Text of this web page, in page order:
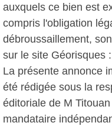
auxquels ce bien est
compris l'obligation
débroussaillement,
sur le site Géorisques :
La présente annonce
été rédigée sous la
éditoriale de M
mandataire